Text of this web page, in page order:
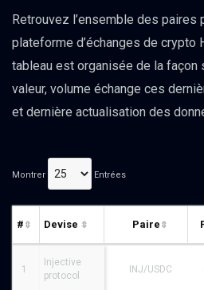
Retrouvez l’ensemble des paires
plateforme d’échanges de crypto
tableau est organisée de la façon
valeur, volume échange ces
et dernière actualisation des
Montrer Entrées
# Devise Paire
1
Injective
protocol
INJ/USDC